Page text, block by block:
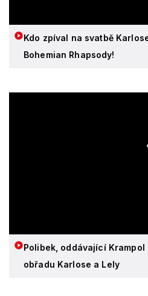
Kdo zpíval na svatbě
Bohemian Rhapsody!
Polibek, oddávající
obřadu Karlose a Lely